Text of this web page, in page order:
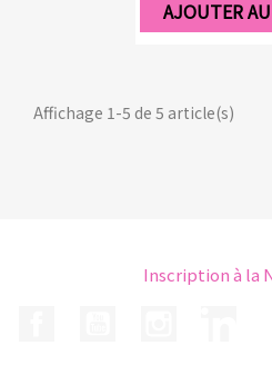
AJOUTER
Affichage 1-5 de 5 article(s)
Inscription à la